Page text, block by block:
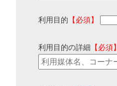
利用目的 【必須】
利用目的の詳細 【必須】